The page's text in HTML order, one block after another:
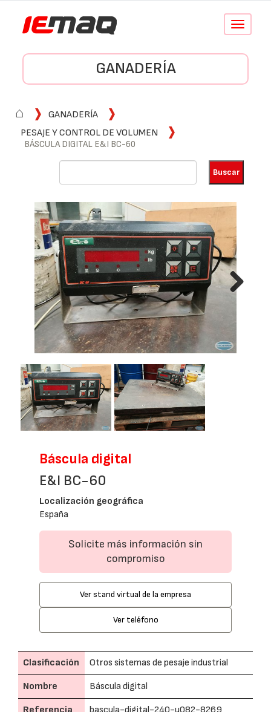
Conmutar
GANADERÍA
⌂
GANADERÍA
PESAJE Y CONTROL DE VOLUMEN
BÁSCULA DIGITAL E&I BC-60
Báscula digital
E&I BC-60
Localización geográfica
España
Solicite más información sin
compromiso
Ver stand virtual de la empresa
Ver teléfono
Clasificación Otros sistemas de pesaje industrial
Nombre Báscula digital